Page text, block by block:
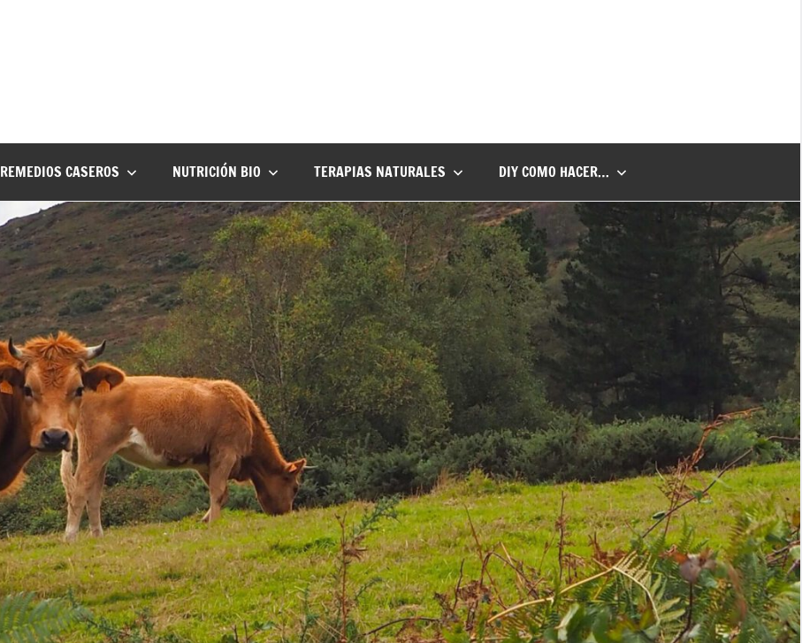
REMEDIOS CASEROS NUTRICIÓN BIO TERAPIAS NATURALES DIY COMO HACER…